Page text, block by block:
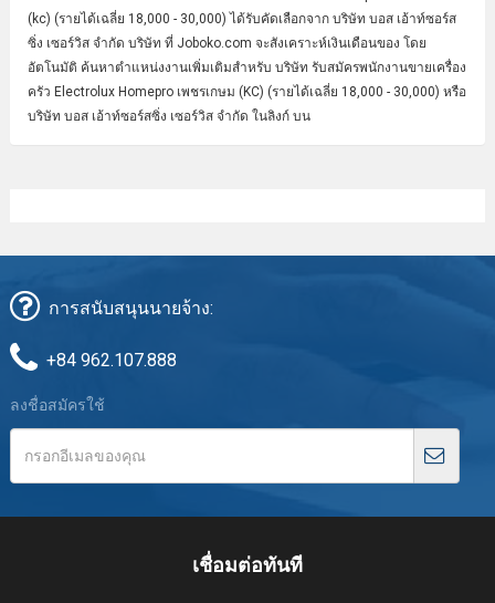
(kc) (รายได้เฉลี่ย 18,000 - 30,000) ได้รับคัดเลือกจาก บริษัท บอส เอ้าท์ซอร์ส
ซิ่ง เซอร์วิส จํากัด บริษัท ที่ Joboko.com จะสังเคราะห์เงินเดือนของ โดย
อัตโนมัติ ค้นหาตำแหน่งงานเพิ่มเติมสำหรับ บริษัท รับสมัครพนักงานขายเครื่อง
ครัว Electrolux Homepro เพชรเกษม (KC) (รายได้เฉลี่ย 18,000 - 30,000) หรือ
บริษัท บอส เอ้าท์ซอร์สซิ่ง เซอร์วิส จํากัด ในลิงก์ บน
การสนับสนุนนายจ้าง:
+84 962.107.888
ลงชื่อสมัครใช้
เชื่อมต่อทันที